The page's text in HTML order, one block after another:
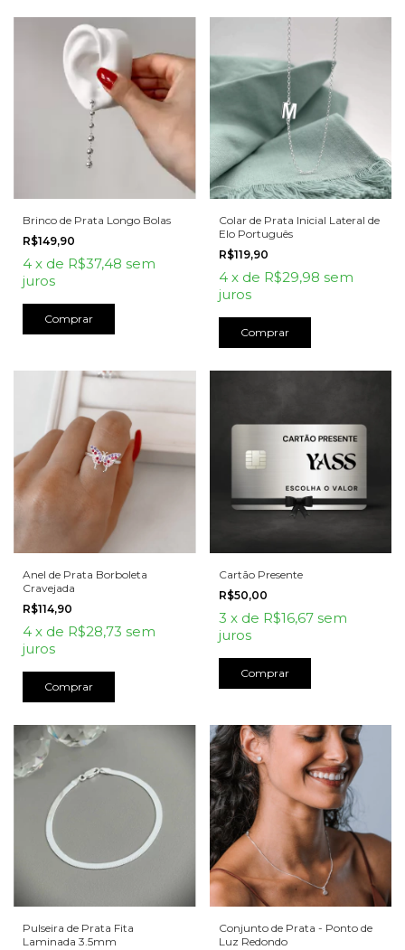
Brinco de Prata Longo Bolas
R$149,90
4 x de R$37,48 sem
juros
Colar de Prata Inicial Lateral de
Elo Português
R$119,90
4 x de R$29,98 sem
juros
Comprar
Anel de Prata Borboleta
Cravejada
R$114,90
4 x de R$28,73 sem
juros
Comprar
Cartão Presente
R$50,00
3 x de R$16,67 sem
juros
Comprar
Pulseira de Prata Fita
Laminada 3.5mm
Conjunto de Prata - Ponto de
Luz Redondo